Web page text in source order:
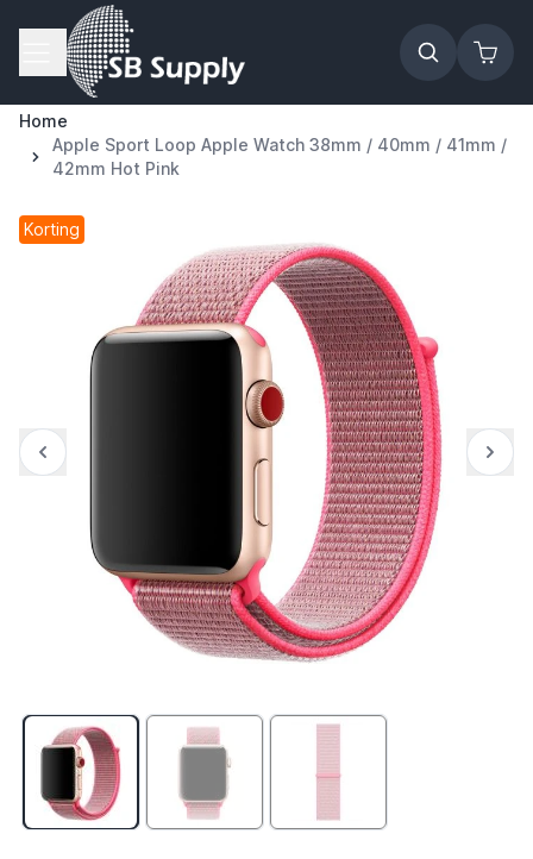
Ga naar de inhoud
Home
Apple Sport Loop Apple Watch 38mm / 40mm / 41mm /
42mm Hot Pink
Korting